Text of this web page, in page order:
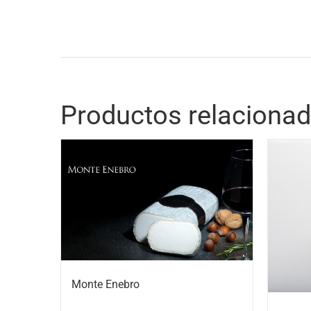
Productos
Monte Enebro